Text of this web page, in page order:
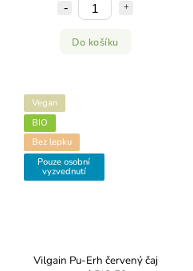
Do košíku
Vegan
BIO
Bez lepku
Pouze osobní
vyzvednutí
Vilgain Pu-Erh červený čaj